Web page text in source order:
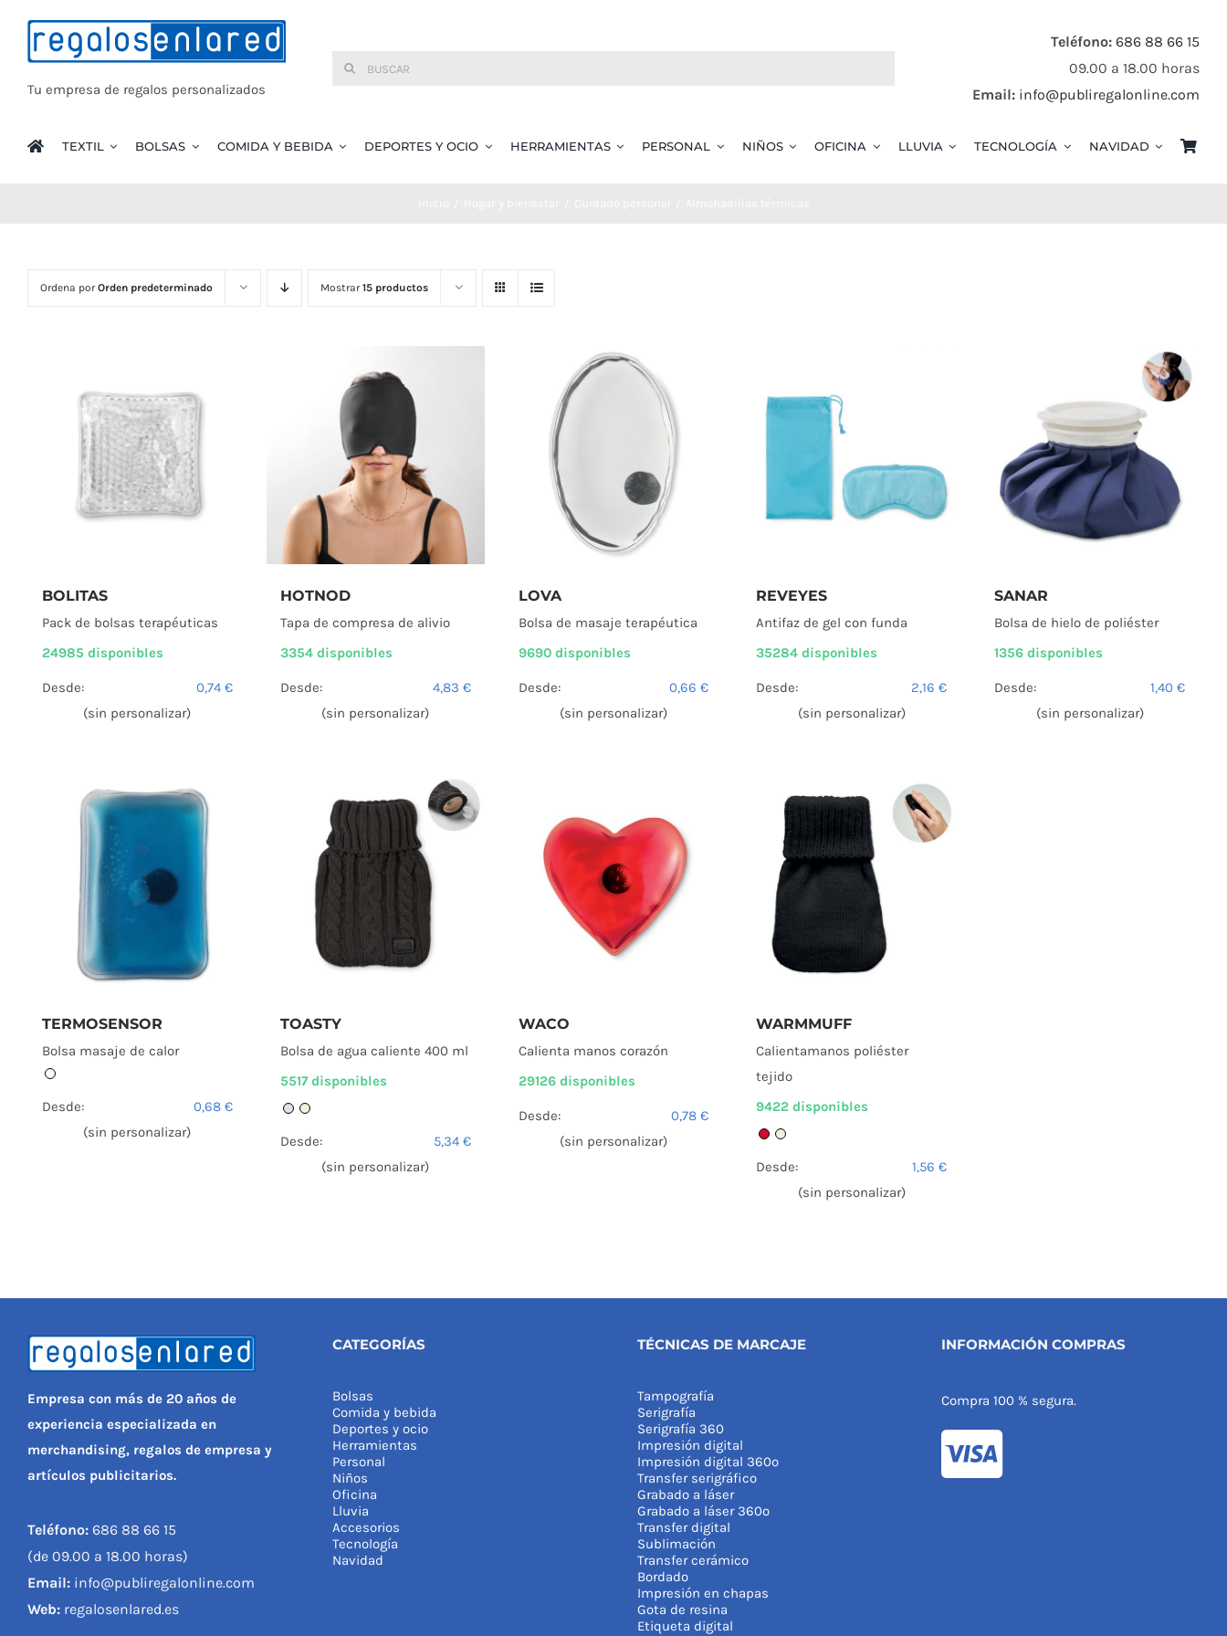
contenido
Tu empresa de regalos personalizados
Buscar:
Teléfono: 686 88 66 15
09.00 a 18.00 horas
Email: info@publiregalonline.com
TEXTIL BOLSAS COMIDA Y BEBIDA DEPORTES Y OCIO HERRAMIENTAS PERSONAL NIÑOS OFICINA LLUVIA TECNOLOGÍA NAVIDAD
Ordena porOrden predeterminado Mostrar15 productos
BOLITAS
Pack de bolsas terapéuticas
24985 disponibles
Desde: 0,74 €
(sin personalizar)
HOTNOD
Tapa de compresa de alivio
3354 disponibles
Desde: 4,83 €
(sin personalizar)
LOVA
Bolsa de masaje terapéutica
9690 disponibles
Desde: 0,66€
(sin personalizar)
REVEYES
Antifaz de gel con funda
35284 disponibles
Desde: 2,16€
(sin personalizar)
SANAR
Bolsa de hielo de poliéster
1356 disponibles
Desde: 1,40 €
(sin personalizar)
TERMOSENSOR
Bolsa masaje de calor
Desde: 0,68 €
(sin personalizar)
TOASTY
Bolsa de agua caliente 400 ml
5517 disponibles
Desde: 5,34 €
(sin personalizar)
WACO
Calienta manos corazón
29126 disponibles
Desde: 0,78€
(sin personalizar)
WARMMUFF
Calientamanos poliéster
tejido
9422 disponibles
Desde: 1,56€
(sin personalizar)
Empresa con más de 20 años de
experiencia especializada en
merchandising, regalos de empresa y
artículos publicitarios.
Teléfono:686 88 66 15
(de 09.00 a 18.00 horas)
Email:info@publiregalonline.com
Web:regalosenlared.es
CATEGORÍAS
Bolsas
Comida y bebida
Deportes y ocio
Herramientas
Personal
Niños
Oficina
Lluvia
Accesorios
Tecnología
Navidad
TÉCNICAS DE MARCAJE
Tampografía
Serigrafía
Serigrafía 360
Impresión digital
Impresión digital 360º
Transfer serigráfico
Grabado a láser
Grabado a láser 360º
Transfer digital
Sublimación
Transfer cerámico
Bordado
Impresión en chapas
Gota de resina
Etiqueta digital
INFORMACIÓN COMPRAS
Compra 100 % segura.